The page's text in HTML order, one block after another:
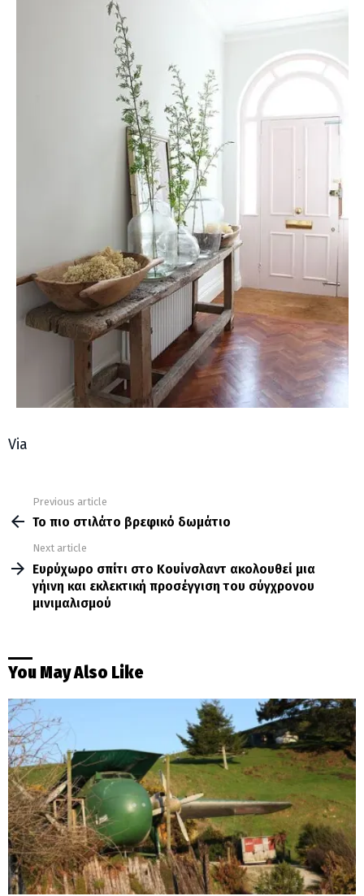
Via
more
Previous article
Το πιο στιλάτο βρεφικό δωμάτιο
Next article
Ευρύχωρο σπίτι στο Κουίνσλαντ ακολουθεί μια
γήινη και εκλεκτική προσέγγιση του σύγχρονου
μινιμαλισμού
You May Also Like